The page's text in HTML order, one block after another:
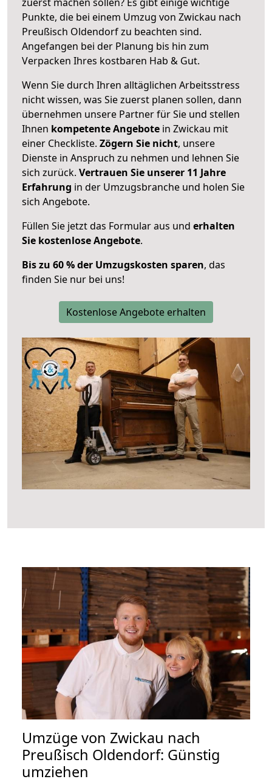
Punkte, die bei einem Umzug von Zwickau nach
Preußisch Oldendorf zu beachten sind.
Angefangen bei der Planung bis hin zum
Verpacken Ihres kostbaren Hab & Gut.
Wenn Sie durch Ihren alltäglichen Arbeitsstress
nicht wissen, was Sie zuerst planen sollen, dann
übernehmen unsere Partner für Sie und stellen
Ihnen kompetente Angebote in Zwickau mit
einer Checkliste. Zögern Sie nicht, unsere
Dienste in Anspruch zu nehmen und lehnen Sie
sich zurück. Vertrauen Sie unserer 11 Jahre
Erfahrung in der Umzugsbranche und holen Sie
sich Angebote.
Füllen Sie jetzt das Formular aus und erhalten
Sie kostenlose Angebote.
Bis zu 60 % der Umzugskosten sparen, das
finden Sie nur bei uns!
Kostenlose Angebote erhalten
Umzüge von Zwickau nach
Preußisch Oldendorf: Günstig
umziehen